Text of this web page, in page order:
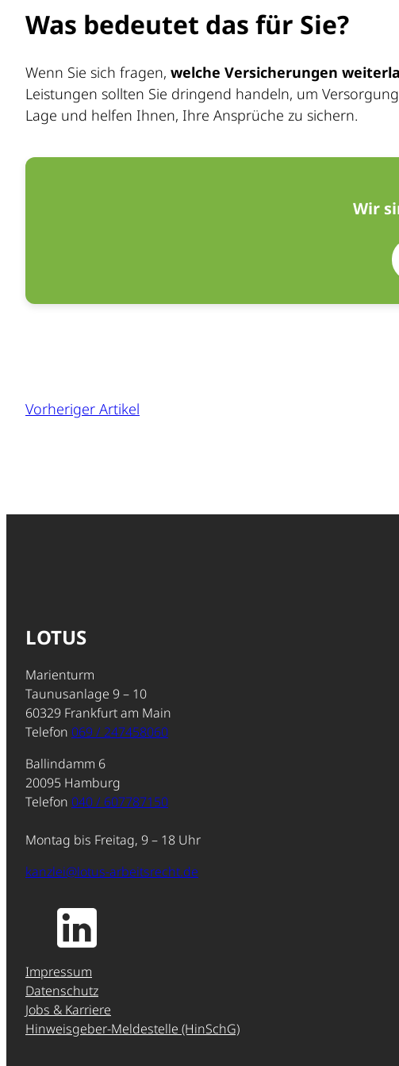
Was bedeutet das für Sie?
Wenn Sie sich fragen, welche Versicherungen
Leistungen sollten Sie dringend handeln, um
Lage und helfen Ihnen, Ihre Ansprüche zu sichern.
Wir
Vorheriger Artikel
LOTUS
Marienturm
Taunusanlage 9 – 10
60329 Frankfurt am Main
Telefon 069 / 247458060
Ballindamm 6
20095 Hamburg
Telefon 040 / 607787150
Montag bis Freitag, 9 – 18 Uhr
kanzlei@lotus-arbeitsrecht.de
Impressum
Datenschutz
Jobs & Karriere
Hinweisgeber-Meldestelle (HinSchG)